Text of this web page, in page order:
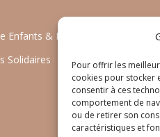
Pour offrir les
cookies pour stocker
consentir à ces
comportement de
ou de retirer son
caractéristiques et
Enfants & Développement
Solidaires